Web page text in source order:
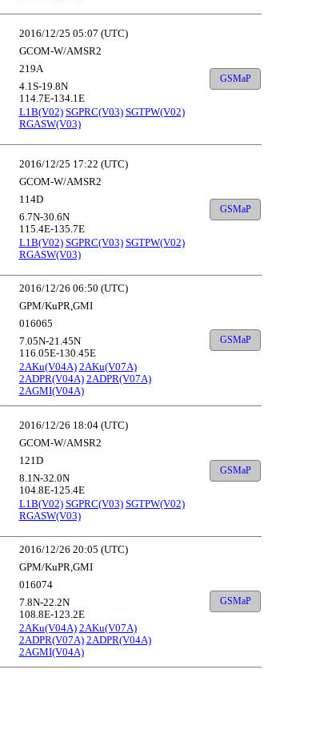
2016/12/25 05:07 (UTC)
GCOM-W/AMSR2
219A
4.1S-19.8N
114.7E-134.1E
L1B(V02) SGPRC(V03) SGTPW(V02)
RGASW(V03)
GSMaP
2016/12/25 17:22 (UTC)
GCOM-W/AMSR2
114D
6.7N-30.6N
115.4E-135.7E
L1B(V02) SGPRC(V03) SGTPW(V02)
RGASW(V03)
GSMaP
2016/12/26 06:50 (UTC)
GPM/KuPR,GMI
016065
7.05N-21.45N
116.05E-130.45E
2AKu(V04A) 2AKu(V07A)
2ADPR(V04A) 2ADPR(V07A)
2AGMI(V04A)
GSMaP
2016/12/26 18:04 (UTC)
GCOM-W/AMSR2
121D
8.1N-32.0N
104.8E-125.4E
L1B(V02) SGPRC(V03) SGTPW(V02)
RGASW(V03)
GSMaP
2016/12/26 20:05 (UTC)
GPM/KuPR,GMI
016074
7.8N-22.2N
108.8E-123.2E
2AKu(V04A) 2AKu(V07A)
2ADPR(V07A) 2ADPR(V04A)
2AGMI(V04A)
GSMaP